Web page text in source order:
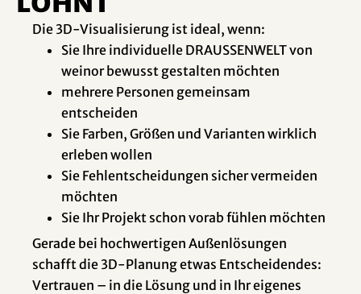
Die 3D-Visualisierung ist ideal, wenn:
Sie Ihre individuelle DRAUSSENWELT von
weinor bewusst gestalten möchten
mehrere Personen gemeinsam
entscheiden
Sie Farben, Größen und Varianten wirklich
erleben wollen
Sie Fehlentscheidungen sicher vermeiden
möchten
Sie Ihr Projekt schon vorab fühlen möchten
Gerade bei hochwertigen Außenlösungen
schafft die 3D-Planung etwas Entscheidendes:
Vertrauen – in die Lösung und in Ihr eigenes